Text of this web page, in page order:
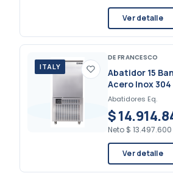
Ver detalle
ITALY
DE FRANCESCO
Abatidor 15
Acero Inox 304
Abatidores Eq.
$
Neto $ 13.497.600
Ver detalle